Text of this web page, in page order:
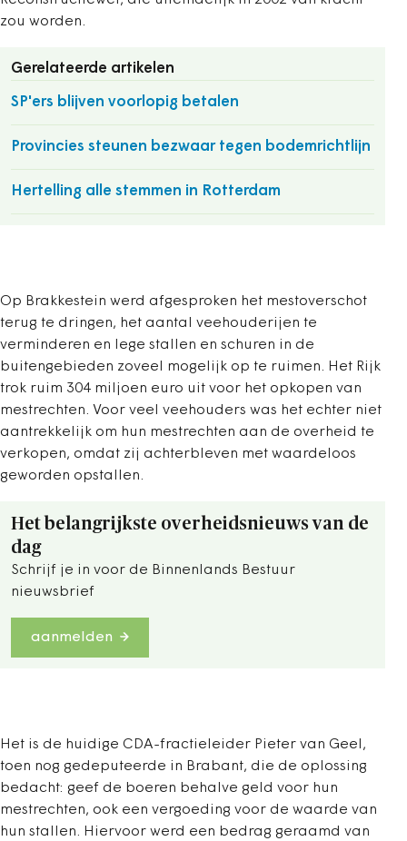
zou worden.
Gerelateerde artikelen
SP'ers blijven voorlopig betalen
Provincies steunen bezwaar tegen bodemrichtlijn
Hertelling alle stemmen in Rotterdam
Op Brakkestein werd afgesproken het mestoverschot
terug te dringen, het aantal veehouderijen te
verminderen en lege stallen en schuren in de
buitengebieden zoveel mogelijk op te ruimen. Het Rijk
trok ruim 304 miljoen euro uit voor het opkopen van
mestrechten. Voor veel veehouders was het echter niet
aantrekkelijk om hun mestrechten aan de overheid te
verkopen, omdat zij achterbleven met waardeloos
geworden opstallen.
Het belangrijkste overheidsnieuws van de
dag
Schrijf je in voor de Binnenlands Bestuur
nieuwsbrief
aanmelden
Het is de huidige CDA-fractieleider Pieter van Geel,
toen nog gedeputeerde in Brabant, die de oplossing
bedacht: geef de boeren behalve geld voor hun
mestrechten, ook een vergoeding voor de waarde van
hun stallen. Hiervoor werd een bedrag geraamd van